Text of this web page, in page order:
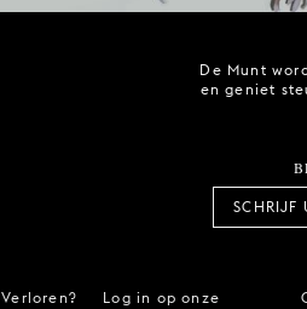
De Munt
en geniet
SCHRIJF
Verloren? Log in op onze